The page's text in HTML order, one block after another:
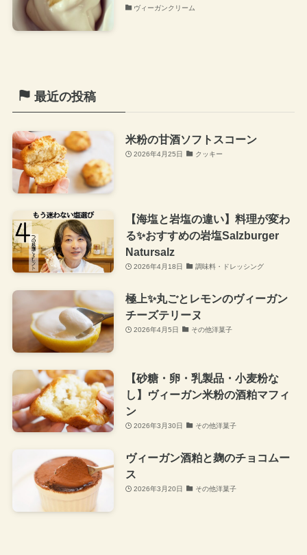
ヴィーガンクリーム
最近の投稿
米粉の甘酒ソフトスコーン
2026年4月25日 クッキー
【海塩と岩塩の違い】料理が変わ
る✨おすすめの岩塩Salzburger
Natursalz
2026年4月18日 調味料・ドレッシング
極上✨丸ごとレモンのヴィーガン
チーズテリーヌ
2026年4月5日 その他洋菓子
【砂糖・卵・乳製品・小麦粉な
し】ヴィーガン米粉の酒粕マフィ
ン
2026年3月30日 その他洋菓子
ヴィーガン酒粕と麹のチョコムー
ス
2026年3月20日 その他洋菓子